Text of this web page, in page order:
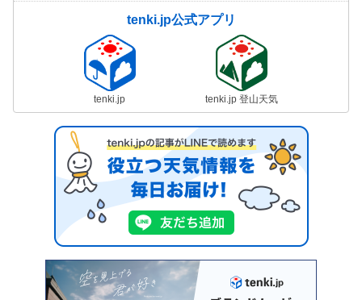
tenki.jp公式アプリ
tenki.jp tenki.jp 登山天気